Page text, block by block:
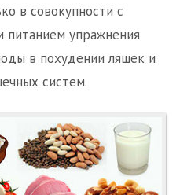
в совокупности с
питанием упражнения
в похудении ляшек и
систем.